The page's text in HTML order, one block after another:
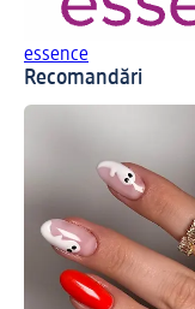
essence
Recomandări